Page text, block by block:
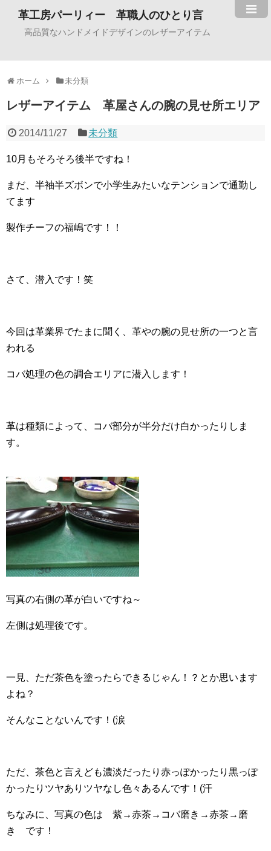
革工房パーリィー 革職人のひとり言
高品質なハンドメイドデザインのレザーアイテム
ホーム 未分類
レザーアイテム 革屋さんの腕の見せ所エリア
2014/11/27 未分類
10月もそろそろ後半ですね！
まだ、半袖半ズボンで小学生みたいなテンションで通勤し
てます
製作チーフの福嶋です！！
さて、潜入です！笑
今回は革業界でたまに聞く、革やの腕の見せ所の一つと言
われる
コバ処理の色の調合エリアに潜入します！
革は種類によって、コバ部分が半分だけ白かったりしま
す。
写真の右側の革が白いですね～
左側は処理後です。
一見、ただ茶色を塗ったらできるじゃん！？とか思います
よね？
そんなことないんです！(涙
ただ、茶色と言えども濃淡だったり赤っぽかったり黒っぽ
かったりツヤありツヤなし色々あるんです！(汗
ちなみに、写真の色は 紫→赤茶→コバ磨き→赤茶→磨
き です！